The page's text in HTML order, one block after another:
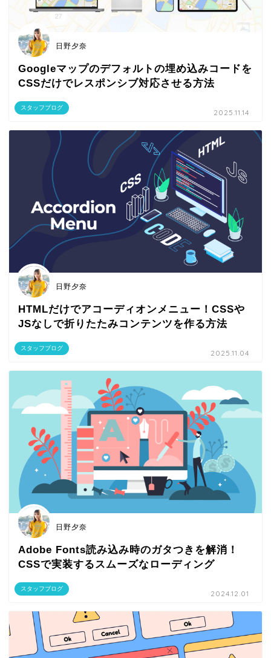
スタッフブログ
日野夕奈
Googleマップのデフォルトの埋め込みコードを
CSSだけでレスポンシブ対応させる方法
2025.11.14
スタッフブログ
日野夕奈
HTMLだけでアコーディオンメニュー！CSSや
JSなしで折りたたみコンテンツを作る方法
2025.11.04
スタッフブログ
日野夕奈
Adobe Fonts読み込み時のガタつきを解消！
CSSで実装するスムーズなローディング
2024.12.01